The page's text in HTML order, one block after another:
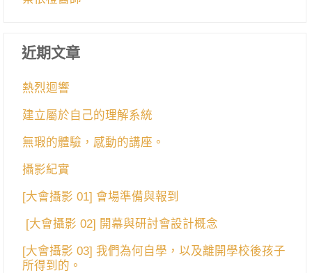
近期文章
熱烈迴響
建立屬於自己的理解系統
無瑕的體驗，感動的講座。
攝影紀實
[大會攝影 01] 會場準備與報到
[大會攝影 02] 開幕與研討會設計概念
[大會攝影 03] 我們為何自學，以及離開學校後孩子
所得到的。